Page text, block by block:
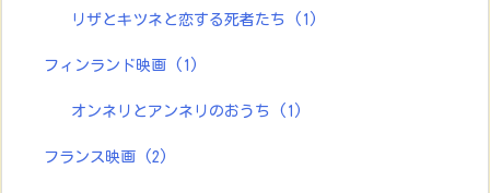
リザとキツネと恋する死者たち (1)
フィンランド映画 (1)
オンネリとアンネリのおうち (1)
フランス映画 (2)